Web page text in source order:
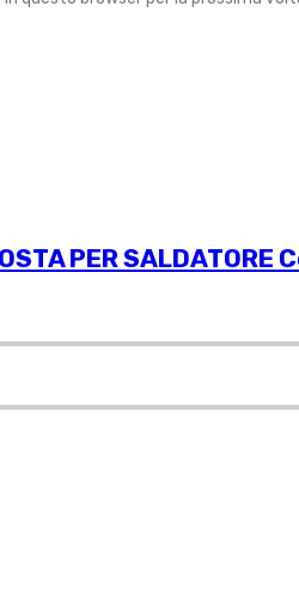
PER SALDATORE